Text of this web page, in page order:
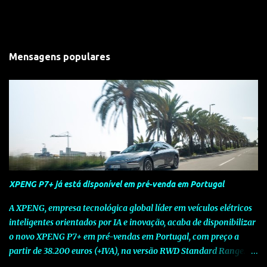
Mensagens populares
XPENG P7+ já está disponível em pré-venda em Portugal
A XPENG, empresa tecnológica global líder em veículos elétricos
inteligentes orientados por IA e inovação, acaba de disponibilizar
o novo XPENG P7+ em pré-vendas em Portugal, com preço a
partir de 38.200 euros (+IVA), na versão RWD Standard Range.